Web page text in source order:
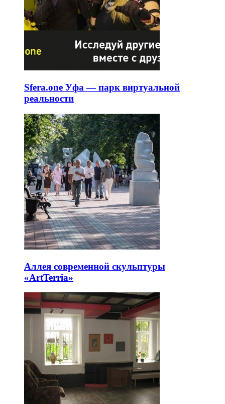
Sfera.one Уфа — парк виртуальной
реальности
Аллея современной скульптуры
«ArtTerria»